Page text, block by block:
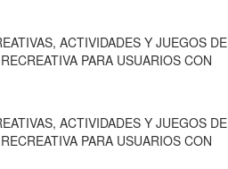
ACTIVIDADES Y JUEGOS DE
PARA USUARIOS CON
ACTIVIDADES Y JUEGOS DE
PARA USUARIOS CON